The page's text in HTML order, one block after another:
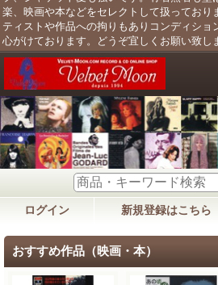
楽、映画や本などをセレクトして扱っており
ティストや作品への拘りもありコンディショ
心がけております。どうぞ宜しくお願い致し
ログイン 新規登録はこちら
おすすめ作品（映画・本）